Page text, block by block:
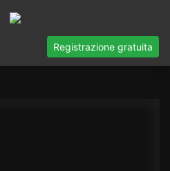
Registrazione gratuita